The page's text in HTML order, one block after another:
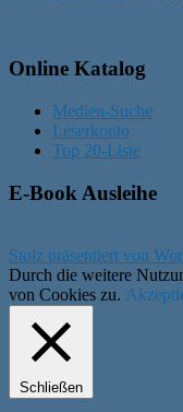
Online Katalog
Medien-Suche
Leserkonto
Top 20-Liste
E-Book Ausleihe
Stolz präsentiert von
Durch die weitere
von Cookies zu.
Schließen